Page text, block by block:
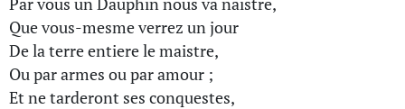
Que vous-mesme verrez un jour
De la terre entiere le maistre,
Ou par armes ou par amour ;
Et ne tarderont ses conquestes,